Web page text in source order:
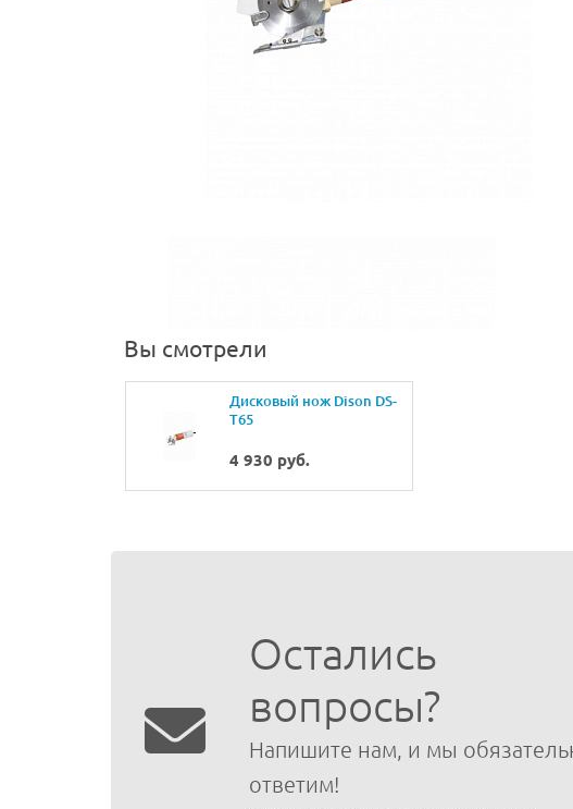
Вы смотрели
Дисковый нож Dison DS-
T65
4 930 руб.
Остались
вопросы?
Напишите нам, и мы
ответим!